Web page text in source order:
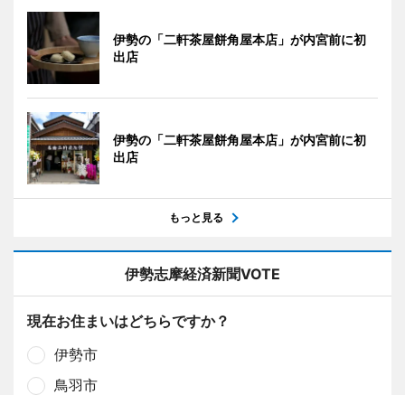
伊勢の「二軒茶屋餅角屋本店」が内宮前に初
出店
伊勢の「二軒茶屋餅角屋本店」が内宮前に初
出店
もっと見る
伊勢志摩経済新聞VOTE
現在お住まいはどちらですか？
伊勢市
鳥羽市